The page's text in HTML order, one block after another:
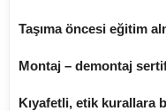
Taşıma öncesi eğitim
Montaj – demontaj
Kıyafetli, etik kurallara